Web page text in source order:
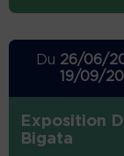
Du 26/06/
19/09/
Exposition
Bigata